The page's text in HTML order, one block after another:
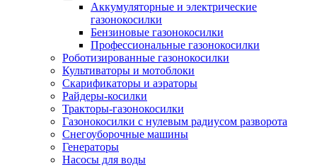
Аккумуляторные и электрические
газонокосилки
Бензиновые газонокосилки
Профессиональные газонокосилки
Роботизированные газонокосилки
Культиваторы и мотоблоки
Скарификаторы и аэраторы
Райдеры-косилки
Тракторы-газонокосилки
Газонокосилки с нулевым радиусом разворота
Снегоуборочные машины
Генераторы
Насосы для воды